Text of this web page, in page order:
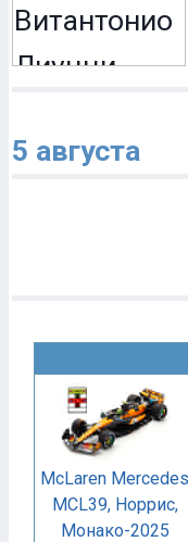
5 августа
McLaren Mercedes
MCL39, Норрис,
Монако-2025